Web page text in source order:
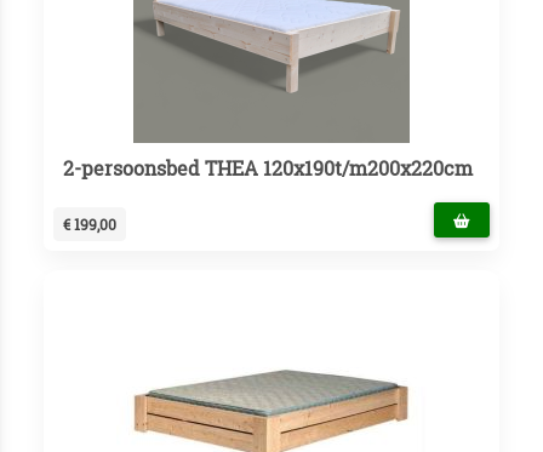
2-persoonsbed THEA 120x190t/m200x220cm
€ 199,00